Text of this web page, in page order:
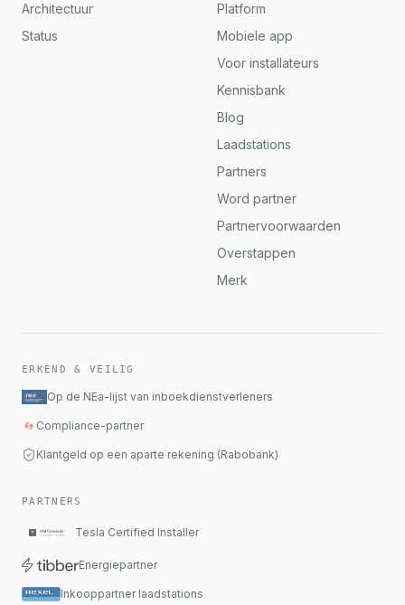
Architectuur
Status
Platform
Mobiele app
Voor installateurs
Kennisbank
Blog
Laadstations
Partners
Word partner
Partnervoorwaarden
Overstappen
Merk
ERKEND & VEILIG
Op de NEa-lijst van inboekdienstverleners
Compliance-partner
Klantgeld op een aparte rekening (Rabobank)
PARTNERS
Tesla Certified Installer
Energiepartner
Inkooppartner laadstations